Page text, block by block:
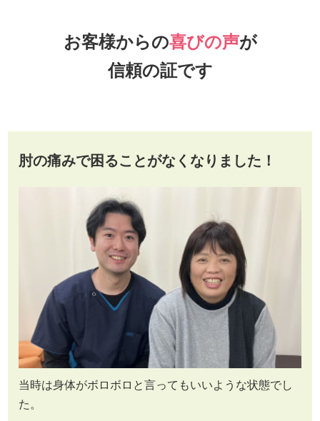
お客様からの喜びの声が
信頼の証です
肘の痛みで困ることがなくなりました！
当時は身体がボロボロと言ってもいいような状態でし
た。